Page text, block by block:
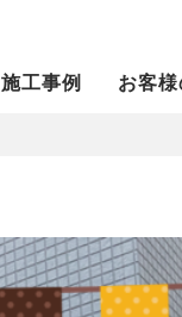
施工事例 お客